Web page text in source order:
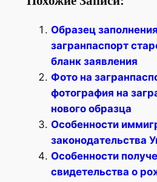
Образец
загранпаспорт
бланк заявления
Фото на
фотография на
нового образца
Особенности
законодательства
Особенности
свидетельства о